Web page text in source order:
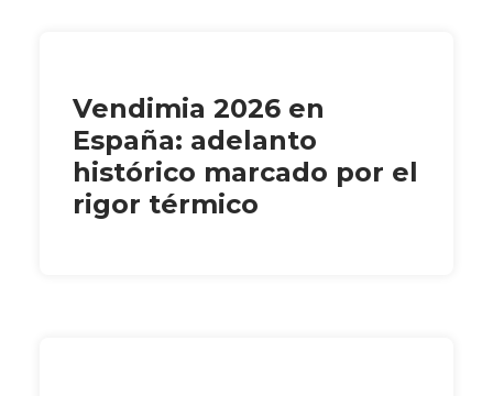
Vendimia 2026 en
España: adelanto
histórico marcado por el
rigor térmico